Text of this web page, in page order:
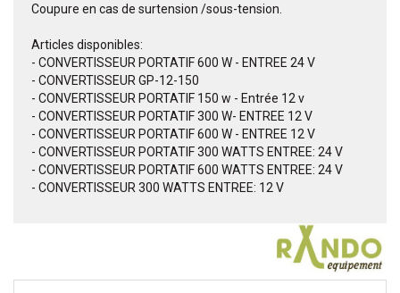
Coupure en cas de surtension /sous-tension.
Articles disponibles:
- CONVERTISSEUR PORTATIF 600 W - ENTREE 24 V
- CONVERTISSEUR GP-12-150
- CONVERTISSEUR PORTATIF 150 w - Entrée 12 v
- CONVERTISSEUR PORTATIF 300 W- ENTREE 12 V
- CONVERTISSEUR PORTATIF 600 W - ENTREE 12 V
- CONVERTISSEUR PORTATIF 300 WATTS ENTREE: 24 V
- CONVERTISSEUR PORTATIF 600 WATTS ENTREE: 24 V
- CONVERTISSEUR 300 WATTS ENTREE: 12 V